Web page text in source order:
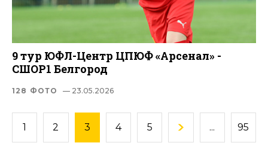
9 тур ЮФЛ-Центр ЦПЮФ «Арсенал» -
СШОР1 Белгород
128 ФОТО — 23.05.2026
1 2 3 4 5 ... 95